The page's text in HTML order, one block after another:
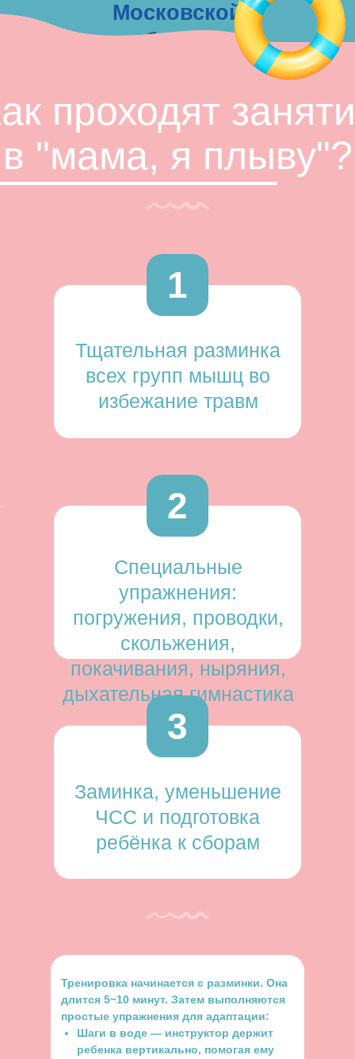
Московской
области.
проходят
в "мама, я плыву"?
1
Тщательная разминка
всех групп мышц во
избежание травм
2
Специальные
упражнения:
погружения, проводки,
скольжения,
покачивания, ныряния,
дыхательная гимнастика
3
Заминка, уменьшение
ЧСС и подготовка
ребёнка к сборам
Тренировка начинается с разминки. Она
длится 5−10 минут. Затем выполняются
простые упражнения для адаптации:
Шаги в воде — инструктор держит
ребенка вертикально, помогая ему